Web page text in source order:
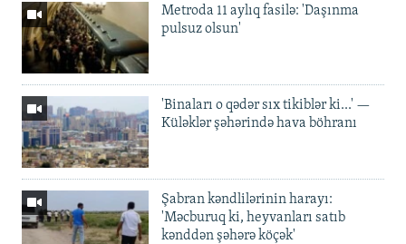
Metroda 11 aylıq fasilə: 'Daşınma
pulsuz olsun'
'Binaları o qədər sıx tikiblər ki...' —
Küləklər şəhərində hava böhranı
Şabran kəndlilərinin harayı:
'Məcburuq ki, heyvanları satıb
kənddən şəhərə köçək'